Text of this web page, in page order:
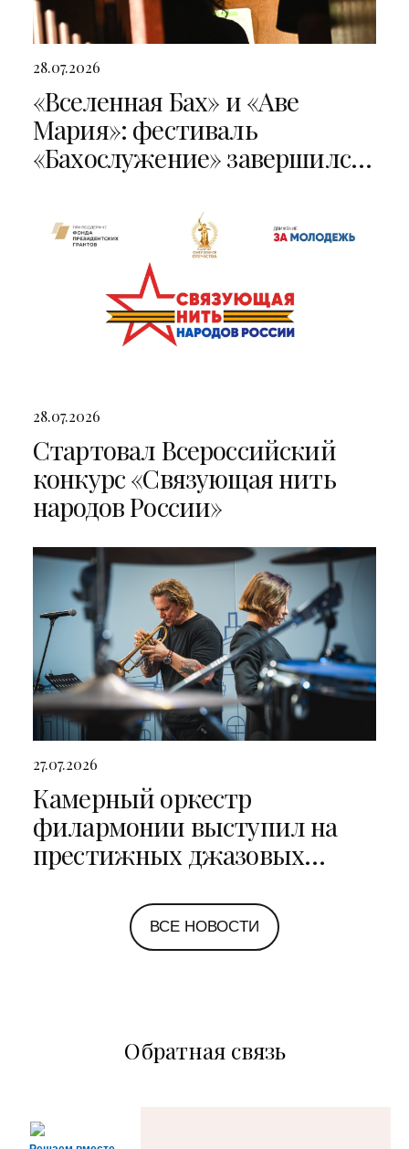
28.07.2026
«Вселенная Бах» и «Аве
Мария»: фестиваль
«Бахослужение» завершился
28.07.2026
Стартовал Всероссийский
конкурс «Связующая нить
народов России»
27.07.2026
Камерный оркестр
филармонии выступил на
престижных джазовых
Петербурге и Ярославле
ВСЕ НОВОСТИ
Обратная связь